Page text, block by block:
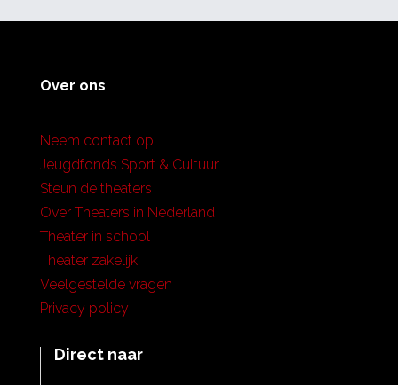
Over ons
Neem contact op
Jeugdfonds Sport & Cultuur
Steun de theaters
Over Theaters in Nederland
Theater in school
Theater zakelijk
Veelgestelde vragen
Privacy policy
Direct naar